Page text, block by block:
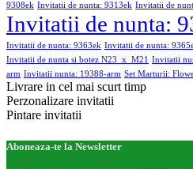
9308ek Invitatii de nunta: 9313ek Invitatii de
Invitatii de nunta:
Invitatii de nunta: 9363ek Invitatii de nunta:
Invitatii de nunta si botez N23_x_M21 Invitatii
arm Invitatii nunta: 19388-arm Set Marturii:
Livrare in cel mai scurt timp
Perzonalizare invitatii
Pintare invitatii
Aboneaza-te la Newsletter